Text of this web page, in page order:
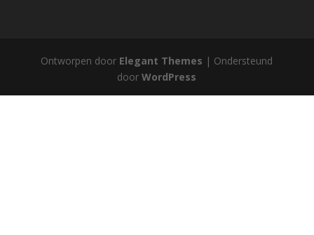
Ontworpen door Elegant Themes | Ondersteund
doorWordPress